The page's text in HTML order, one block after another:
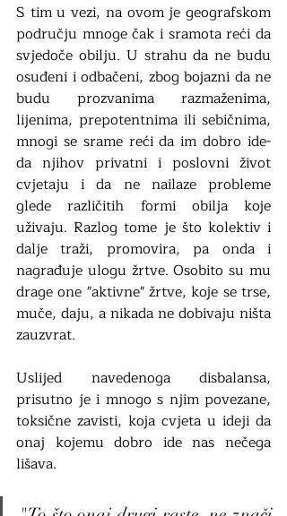
S tim u vezi, na ovom je geografskom
području mnoge čak i sramota reći da
svjedoče obilju. U strahu da ne budu
osuđeni i odbačeni, zbog bojazni da ne
budu prozvanima razmaženima,
lijenima, prepotentnima ili sebičnima,
mnogi se srame reći da im dobro ide-
da njihov privatni i poslovni život
cvjetaju i da ne nailaze probleme
glede različitih formi obilja koje
uživaju. Razlog tome je što kolektiv i
dalje traži, promovira, pa onda i
nagrađuje ulogu žrtve. Osobito su mu
drage one "aktivne" žrtve, koje se trse,
muče, daju, a nikada ne dobivaju ništa
zauzvrat.
Uslijed navedenoga disbalansa,
prisutno je i mnogo s njim povezane,
toksične zavisti, koja cvjeta u ideji da
onaj kojemu dobro ide nas nečega
lišava.